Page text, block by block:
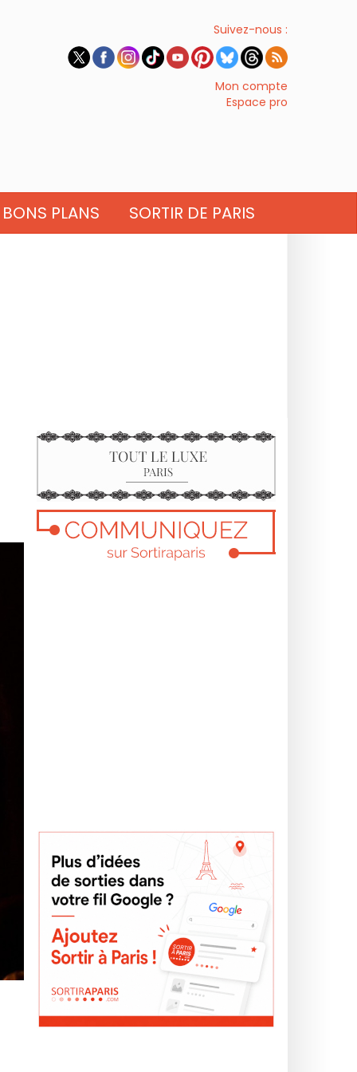
Suivez-nous :
Mon compte
Espace pro
BONS PLANS SORTIR DE PARIS